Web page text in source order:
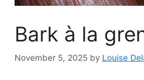
Bark à la
November 5, 2025 by Louise